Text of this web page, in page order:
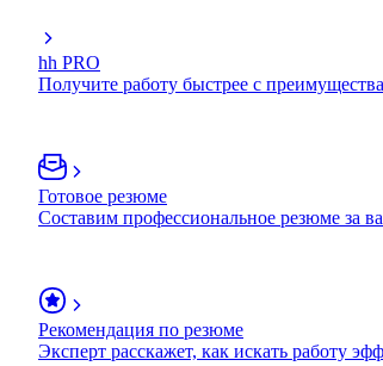
hh PRO
Получите работу быстрее с
Готовое резюме
Составим профессиональное резюме за
Рекомендация по резюме
Эксперт расскажет, как искать работу